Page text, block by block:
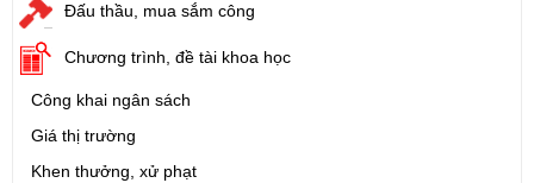
Đấu thầu, mua sắm công
Chương trình, đề tài khoa học
Công khai ngân sách
Giá thị trường
Khen thưởng, xử phạt